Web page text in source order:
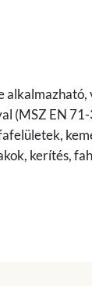
(MSZ EN
kerítés,